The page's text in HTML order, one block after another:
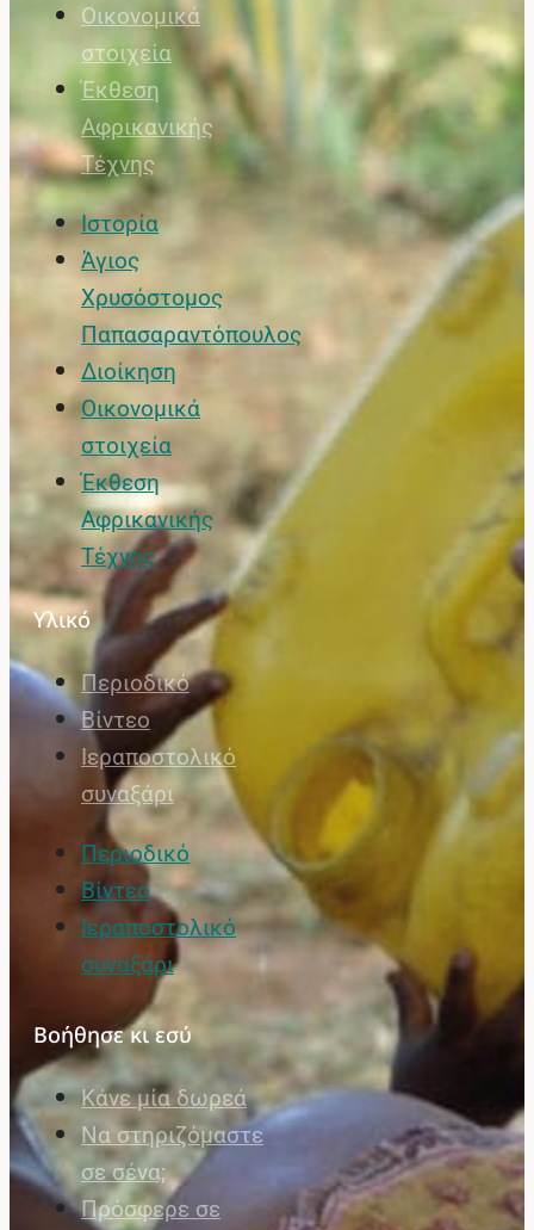
Οικονομικά
στοιχεία
Έκθεση
Αφρικανικής
Τέχνης
Ιστορία
Άγιος
Χρυσόστομος
Παπασαραντόπουλος
Διοίκηση
Οικονομικά
στοιχεία
Έκθεση
Αφρικανικής
Τέχνης
Υλικό
Περιοδικό
Βίντεο
Ιεραποστολικό
συναξάρι
Περιοδικό
Βίντεο
Ιεραποστολικό
συναξάρι
Βοήθησε κι εσύ
Κάνε μία δωρεά
Να στηριζόμαστε
σε σένα;
Πρόσφερε σε